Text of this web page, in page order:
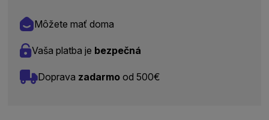
Môžete mať doma
Vaša platba je bezpečná
Doprava zadarmo od 500€